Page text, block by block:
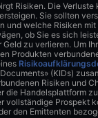
Risiken. Die Verluste
Sie sollten
und welche Risiken
ob Sie es sich
zu verlieren. Um
Produkten
(KIDs)
Risiken und
die Handelsplattform
vollständige Prospekt
den Emittenten